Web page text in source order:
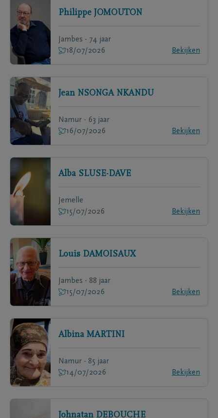
Philippe JOMOUTON
Jambes - 74 jaar
18/07/2026
Bekijken
Jean NSONGA NKANDU
Namur - 63 jaar
16/07/2026
Bekijken
Alba SLUSE-DAVE
Jemelle
15/07/2026
Bekijken
Louis DAMOISAUX
Jambes - 88 jaar
15/07/2026
Bekijken
Albina MARTINI
Namur - 85 jaar
14/07/2026
Bekijken
Johnatan DEBOUCHE